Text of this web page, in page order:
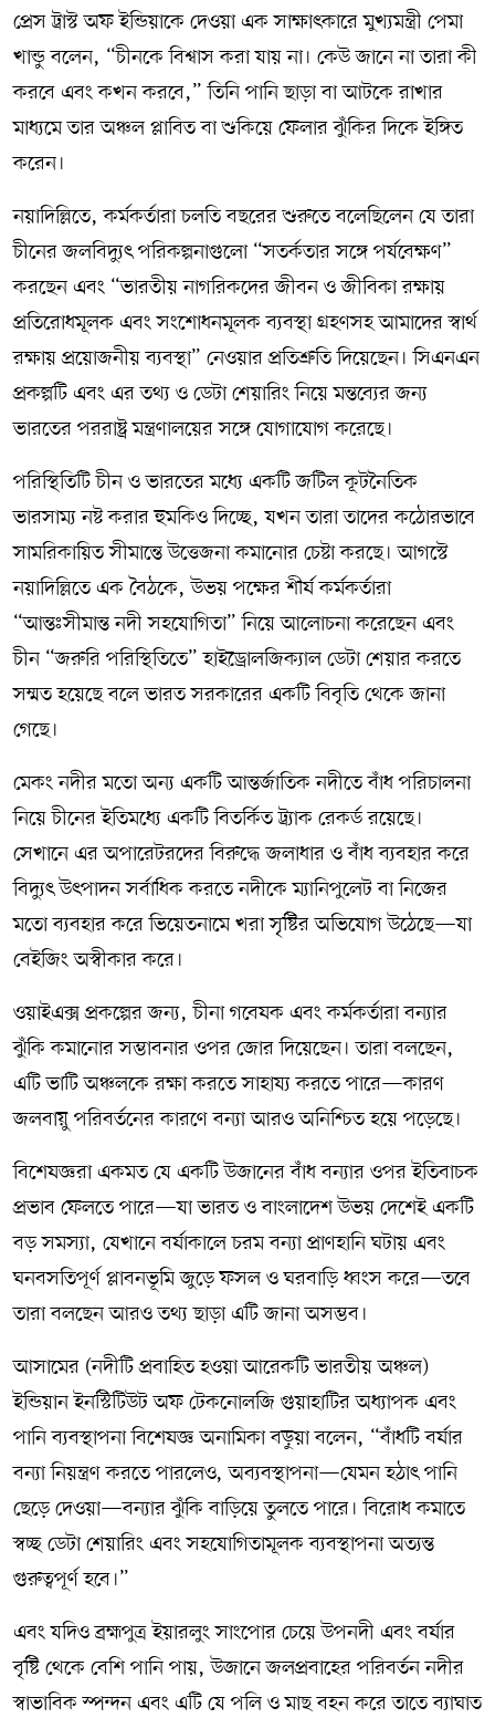
প্রেস ট্রাস্ট অফ ইন্ডিয়াকে দেওয়া এক সাক্ষাৎকারে মুখ্যমন্ত্রী পেমা
খান্ডু বলেন, “চীনকে বিশ্বাস করা যায় না। কেউ জানে না তারা কী
করবে এবং কখন করবে,” তিনি পানি ছাড়া বা আটকে রাখার
মাধ্যমে তার অঞ্চল প্লাবিত বা শুকিয়ে ফেলার ঝুঁকির দিকে ইঙ্গিত
করেন।
নয়াদিল্লিতে, কর্মকর্তারা চলতি বছরের শুরুতে বলেছিলেন যে তারা
চীনের জলবিদ্যুৎ পরিকল্পনাগুলো “সতর্কতার সঙ্গে পর্যবেক্ষণ”
করছেন এবং “ভারতীয় নাগরিকদের জীবন ও জীবিকা রক্ষায়
প্রতিরোধমূলক এবং সংশোধনমূলক ব্যবস্থা গ্রহণসহ আমাদের স্বার্থ
রক্ষায় প্রয়োজনীয় ব্যবস্থা” নেওয়ার প্রতিশ্রুতি দিয়েছেন। সিএনএন
প্রকল্পটি এবং এর তথ্য ও ডেটা শেয়ারিং নিয়ে মন্তব্যের জন্য
ভারতের পররাষ্ট্র মন্ত্রণালয়ের সঙ্গে যোগাযোগ করেছে।
পরিস্থিতিটি চীন ও ভারতের মধ্যে একটি জটিল কূটনৈতিক
ভারসাম্য নষ্ট করার হুমকিও দিচ্ছে, যখন তারা তাদের কঠোরভাবে
সামরিকায়িত সীমান্তে উত্তেজনা কমানোর চেষ্টা করছে। আগস্টে
নয়াদিল্লিতে এক বৈঠকে, উভয় পক্ষের শীর্ষ কর্মকর্তারা
“আন্তঃসীমান্ত নদী সহযোগিতা” নিয়ে আলোচনা করেছেন এবং
চীন “জরুরি পরিস্থিতিতে” হাইড্রোলজিক্যাল ডেটা শেয়ার করতে
সম্মত হয়েছে বলে ভারত সরকারের একটি বিবৃতি থেকে জানা
গেছে।
মেকং নদীর মতো অন্য একটি আন্তর্জাতিক নদীতে বাঁধ পরিচালনা
নিয়ে চীনের ইতিমধ্যে একটি বিতর্কিত ট্র্যাক রেকর্ড রয়েছে।
সেখানে এর অপারেটরদের বিরুদ্ধে জলাধার ও বাঁধ ব্যবহার করে
বিদ্যুৎ উৎপাদন সর্বাধিক করতে নদীকে ম্যানিপুলেট বা নিজের
মতো ব্যবহার করে ভিয়েতনামে খরা সৃষ্টির অভিযোগ উঠেছে—যা
বেইজিং অস্বীকার করে।
ওয়াইএক্স প্রকল্পের জন্য, চীনা গবেষক এবং কর্মকর্তারা বন্যার
ঝুঁকি কমানোর সম্ভাবনার ওপর জোর দিয়েছেন। তারা বলছেন,
এটি ভাটি অঞ্চলকে রক্ষা করতে সাহায্য করতে পারে—কারণ
জলবায়ু পরিবর্তনের কারণে বন্যা আরও অনিশ্চিত হয়ে পড়েছে।
বিশেষজ্ঞরা একমত যে একটি উজানের বাঁধ বন্যার ওপর ইতিবাচক
প্রভাব ফেলতে পারে—যা ভারত ও বাংলাদেশ উভয় দেশেই একটি
বড় সমস্যা, যেখানে বর্ষাকালে চরম বন্যা প্রাণহানি ঘটায় এবং
ঘনবসতিপূর্ণ প্লাবনভূমি জুড়ে ফসল ও ঘরবাড়ি ধ্বংস করে—তবে
তারা বলছেন আরও তথ্য ছাড়া এটি জানা অসম্ভব।
আসামের (নদীটি প্রবাহিত হওয়া আরেকটি ভারতীয় অঞ্চল)
ইন্ডিয়ান ইনস্টিটিউট অফ টেকনোলজি গুয়াহাটির অধ্যাপক এবং
পানি ব্যবস্থাপনা বিশেষজ্ঞ অনামিকা বড়ুয়া বলেন, “বাঁধটি বর্ষার
বন্যা নিয়ন্ত্রণ করতে পারলেও, অব্যবস্থাপনা—যেমন হঠাৎ পানি
ছেড়ে দেওয়া—বন্যার ঝুঁকি বাড়িয়ে তুলতে পারে। বিরোধ কমাতে
স্বচ্ছ ডেটা শেয়ারিং এবং সহযোগিতামূলক ব্যবস্থাপনা অত্যন্ত
গুরুত্বপূর্ণ হবে।”
এবং যদিও ব্রহ্মপুত্র ইয়ারলুং সাংপোর চেয়ে উপনদী এবং বর্ষার
বৃষ্টি থেকে বেশি পানি পায়, উজানে জলপ্রবাহের পরিবর্তন নদীর
স্বাভাবিক স্পন্দন এবং এটি যে পলি ও মাছ বহন করে তাতে ব্যাঘাত